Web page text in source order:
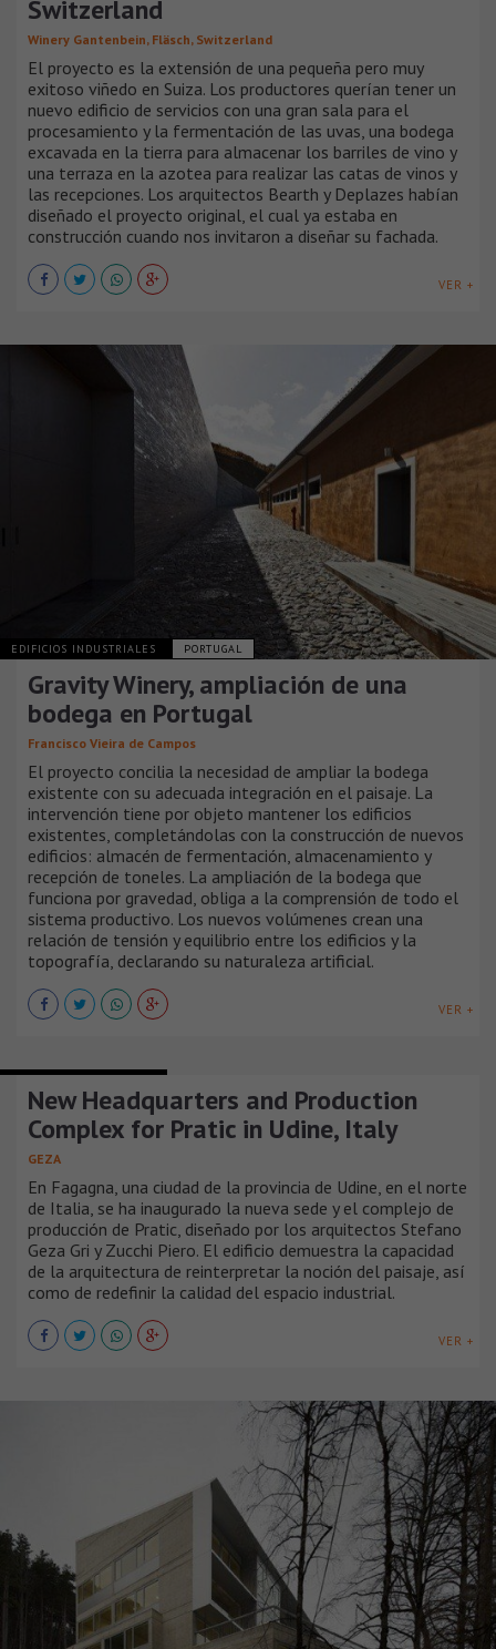
Switzerland
Winery Gantenbein, Fläsch, Switzerland
El proyecto es la extensión de una pequeña pero muy
exitoso viñedo en Suiza. Los productores querían tener un
nuevo edificio de servicios con una gran sala para el
procesamiento y la fermentación de las uvas, una bodega
excavada en la tierra para almacenar los barriles de vino y
una terraza en la azotea para realizar las catas de vinos y
las recepciones. Los arquitectos Bearth y Deplazes habían
diseñado el proyecto original, el cual ya estaba en
construcción cuando nos invitaron a diseñar su fachada.
VER +
EDIFICIOS INDUSTRIALES PORTUGAL
Gravity Winery, ampliación de una
bodega en Portugal
Francisco Vieira de Campos
El proyecto concilia la necesidad de ampliar la bodega
existente con su adecuada integración en el paisaje. La
intervención tiene por objeto mantener los edificios
existentes, completándolas con la construcción de nuevos
edificios: almacén de fermentación, almacenamiento y
recepción de toneles. La ampliación de la bodega que
funciona por gravedad, obliga a la comprensión de todo el
sistema productivo. Los nuevos volúmenes crean una
relación de tensión y equilibrio entre los edificios y la
topografía, declarando su naturaleza artificial.
VER +
New Headquarters and Production
Complex for Pratic in Udine, Italy
GEZA
En Fagagna, una ciudad de la provincia de Udine, en el norte
de Italia, se ha inaugurado la nueva sede y el complejo de
producción de Pratic, diseñado por los arquitectos Stefano
Geza Gri y Zucchi Piero. El edificio demuestra la capacidad
de la arquitectura de reinterpretar la noción del paisaje, así
como de redefinir la calidad del espacio industrial.
VER +